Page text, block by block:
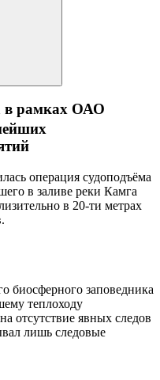
в рамках ОАО
операция судоподъёма
в заливе реки Камга
в 20-ти метрах
биосферного заповедника
теплоходу
отсутствие явных следов
лишь следовые